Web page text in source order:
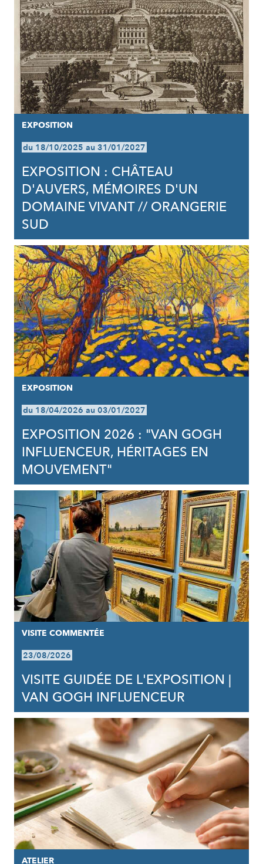
EXPOSITION
du 18/10/2025 au 31/01/2027
EXPOSITION : CHÂTEAU
D'AUVERS, MÉMOIRES D'UN
DOMAINE VIVANT // ORANGERIE
SUD
EXPOSITION
du 18/04/2026 au 03/01/2027
EXPOSITION 2026 : "VAN GOGH
INFLUENCEUR, HÉRITAGES EN
MOUVEMENT"
VISITE COMMENTÉE
23/08/2026
VISITE GUIDÉE DE L'EXPOSITION |
VAN GOGH INFLUENCEUR
ATELIER